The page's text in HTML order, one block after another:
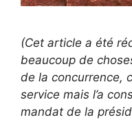
(Cet article a été
beaucoup de
de la concurrence,
service mais l’a
mandat de la